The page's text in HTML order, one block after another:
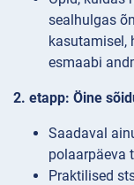
sealhulgas
kasutamisel,
esmaabi
2. etapp: Öine
Saadaval
polaarpäeva
Praktilised